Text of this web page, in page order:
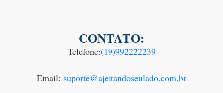
CONTATO:
Telefone:(19)992222239
Email: suporte@ajeitandoseulado.com.br